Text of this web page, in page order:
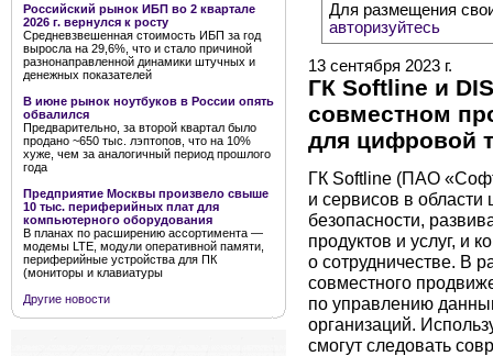
Российский рынок ИБП во 2 квартале
2026 г. вернулся к росту
Средневзвешенная стоимость ИБП за год
выросла на 29,6%, что и стало причиной
разнонаправленной динамики штучных и
денежных показателей
В июне рынок ноутбуков в России опять
обвалился
Предварительно, за второй квартал было
продано ~650 тыс. лэптопов, что на 10%
хуже, чем за аналогичный период прошлого
года
Предприятие Москвы произвело свыше
10 тыс. периферийных плат для
компьютерного оборудования
В планах по расширению ассортимента —
модемы LTE, модули оперативной памяти,
периферийные устройства для ПК
(мониторы и клавиатуры
Другие новости
Для размещения
авторизуйтесь
13 сентября 2023 г.
ГК Softline и
совместном
для цифровой
ГК Softline (ПАО
и сервисов в
безопасности,
продуктов и услуг, и
о сотрудничестве. В
совместного
по управлению
организаций.
смогут следовать